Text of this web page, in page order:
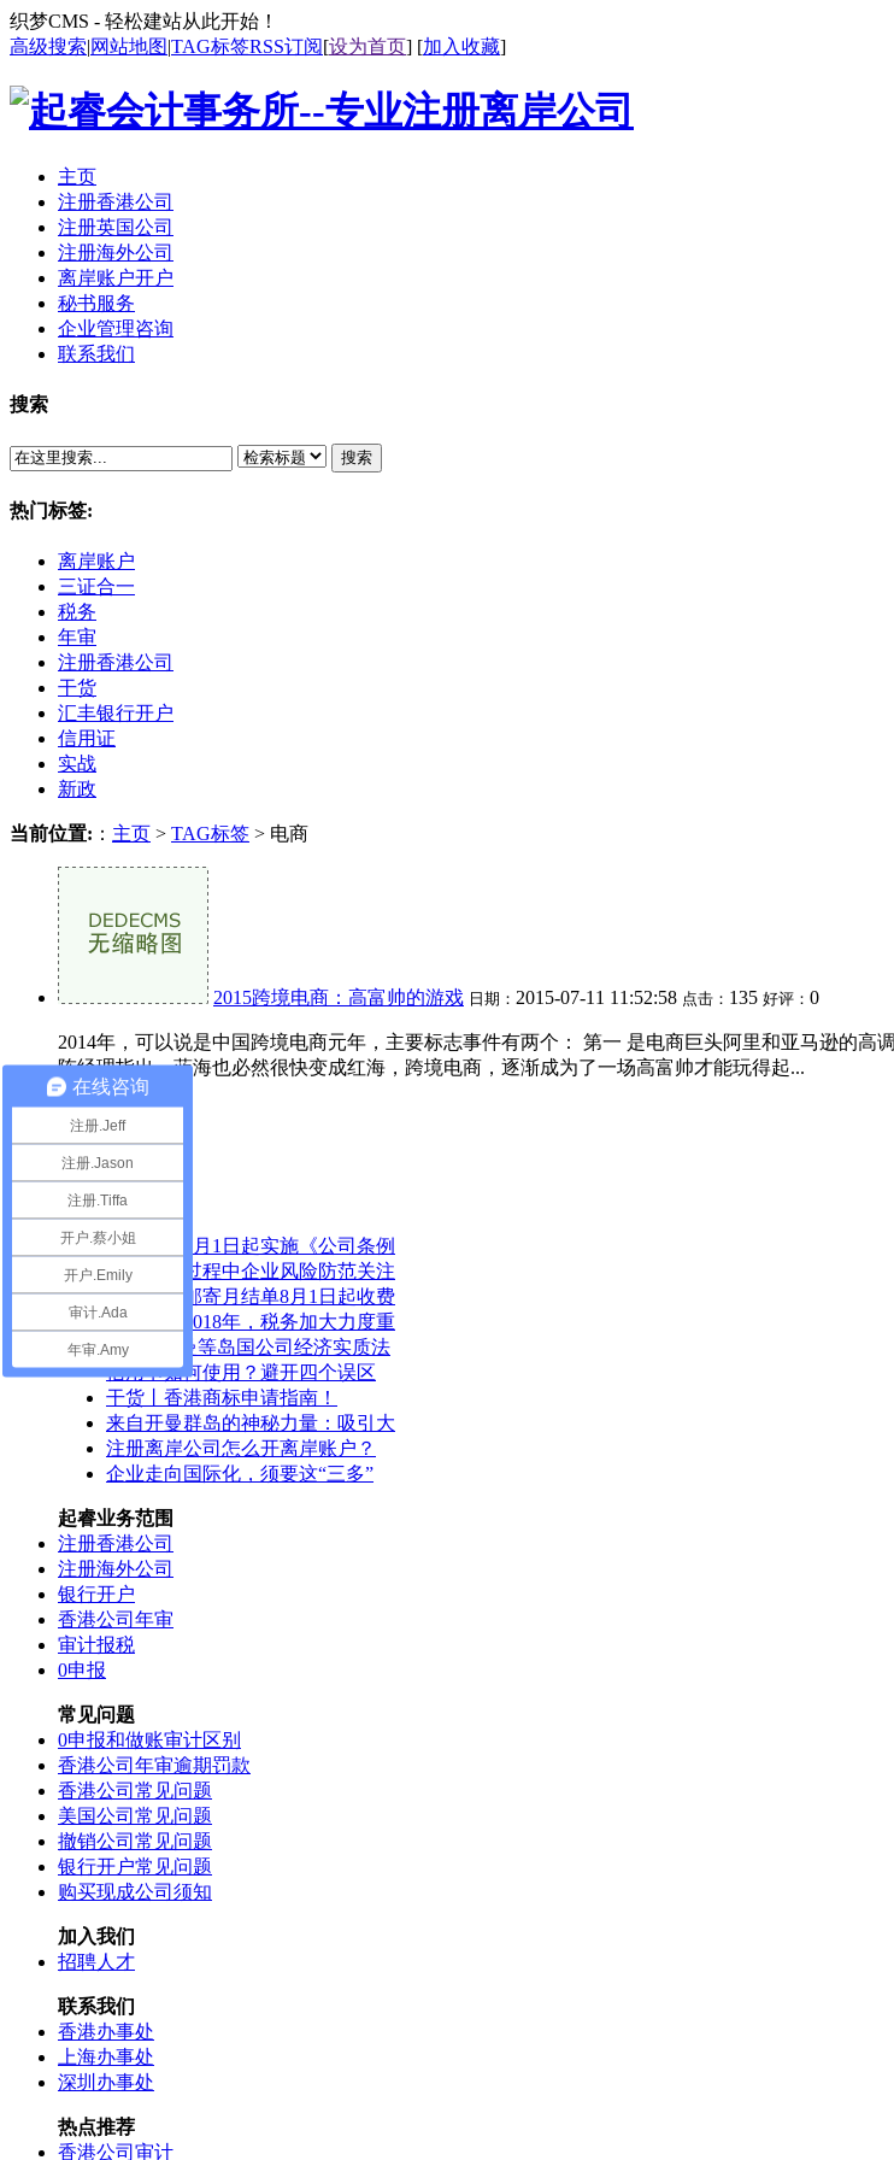
织梦CMS - 轻松建站从此开始！
高级搜索|网站地图|TAG标签RSS订阅[设为首页] [加入收藏]
主页
注册香港公司
注册英国公司
注册海外公司
离岸账户开户
秘书服务
企业管理咨询
联系我们
搜索
搜索
热门标签:
离岸账户
三证合一
税务
年审
注册香港公司
干货
汇丰银行开户
信用证
实战
新政
当前位置: ： 主页 > TAG标签 > 电商
2015跨境电商：高富帅的游戏 日期： 2015-07-11 11:52:58 点击： 135 好评： 0
2014年，可以说是中国跨境电商元年，主要标志事件有两个： 第一 是电商巨头阿里和亚马逊的
陈经理指出，蓝海也必然很快变成红海，跨境电商，逐渐成为了一场高富帅才能玩得起...
共1页/1条
推荐内容
热点内容
【紧急】3月1日起实施《公司条例
汇总纳税过程中企业风险防范关注
汇丰银行邮寄月结单8月1日起收费
【警惕】2018年，税务加大力度重
BVI、开曼等岛国公司经济实质法
信用卡如何使用？避开四个误区
干货丨香港商标申请指南！
来自开曼群岛的神秘力量：吸引大
注册离岸公司怎么开离岸账户？
企业走向国际化，须要这“三多”
起睿业务范围
注册香港公司
注册海外公司
银行开户
香港公司年审
审计报税
0申报
常见问题
0申报和做账审计区别
香港公司年审逾期罚款
香港公司常见问题
美国公司常见问题
撤销公司常见问题
银行开户常见问题
购买现成公司须知
加入我们
招聘人才
联系我们
香港办事处
上海办事处
深圳办事处
热点推荐
香港公司审计
在线咨询
注册.Jeff
注册.Jason
注册.Tiffa
开户.蔡小姐
开户.Emily
审计.Ada
年审.Amy